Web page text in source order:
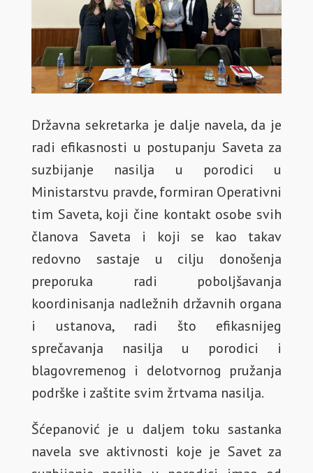
Državna sekretarka je dalje navela, da je
radi efikasnosti u postupanju Saveta za
suzbijanje nasilja u porodici u
Ministarstvu pravde, formiran Operativni
tim Saveta, koji čine kontakt osobe svih
članova Saveta i koji se kao takav
redovno sastaje u cilju donošenja
preporuka radi poboljšavanja
koordinisanja nadležnih državnih organa
i ustanova, radi što efikasnijeg
sprečavanja nasilja u porodici i
blagovremenog i delotvornog pružanja
podrške i zaštite svim žrtvama nasilja.
Šćepanović je u daljem toku sastanka
navela sve aktivnosti koje je Savet za